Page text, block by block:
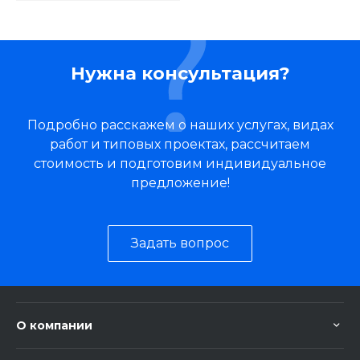
Нужна консультация?
Подробно расскажем о наших услугах, видах
работ и типовых проектах, рассчитаем
стоимость и подготовим индивидуальное
предложение!
Задать вопрос
О компании